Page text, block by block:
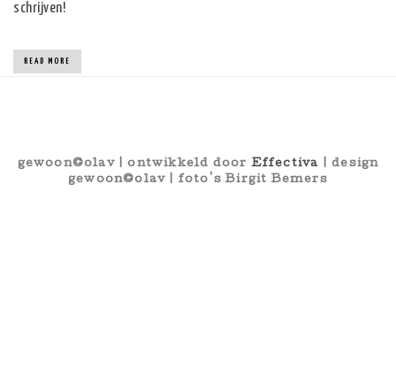
schrijven!
READ MORE
gewoon©olav | ontwikkeld door Effectiva | design
gewoon©olav | foto's Birgit Bemers